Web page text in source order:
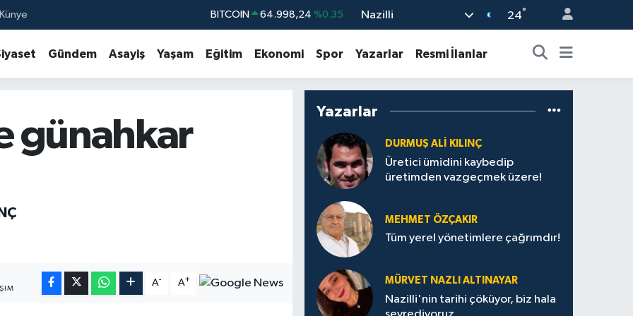
BITCOIN 64.998,24 %0.35
64,4811 %0.38
%0.03
%-14
Nazilli 24°
Gündem Asayiş Yaşam Eğitim Ekonomi Spor Yazarlar Resmi İlanlar
günahkar
A- A+
Yazarlar
DURMUŞ ALI KILINÇ
Üretici ümidini kaybedip
üretimden vazgeçmek üzere!
MEHMET ÖZÇAKIR
Tüm yerel yönetimlere çağrımdır!
MÜRVET NAZLI ALTINAYAR
Nazilli'nin tarihi çöküyor, biz hala